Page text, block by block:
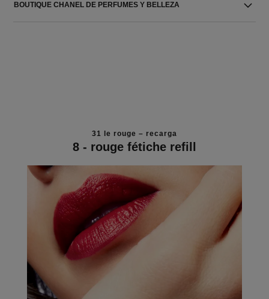
BOUTIQUE CHANEL DE PERFUMES Y BELLEZA
31 le rouge – recarga
8 - rouge fétiche refill